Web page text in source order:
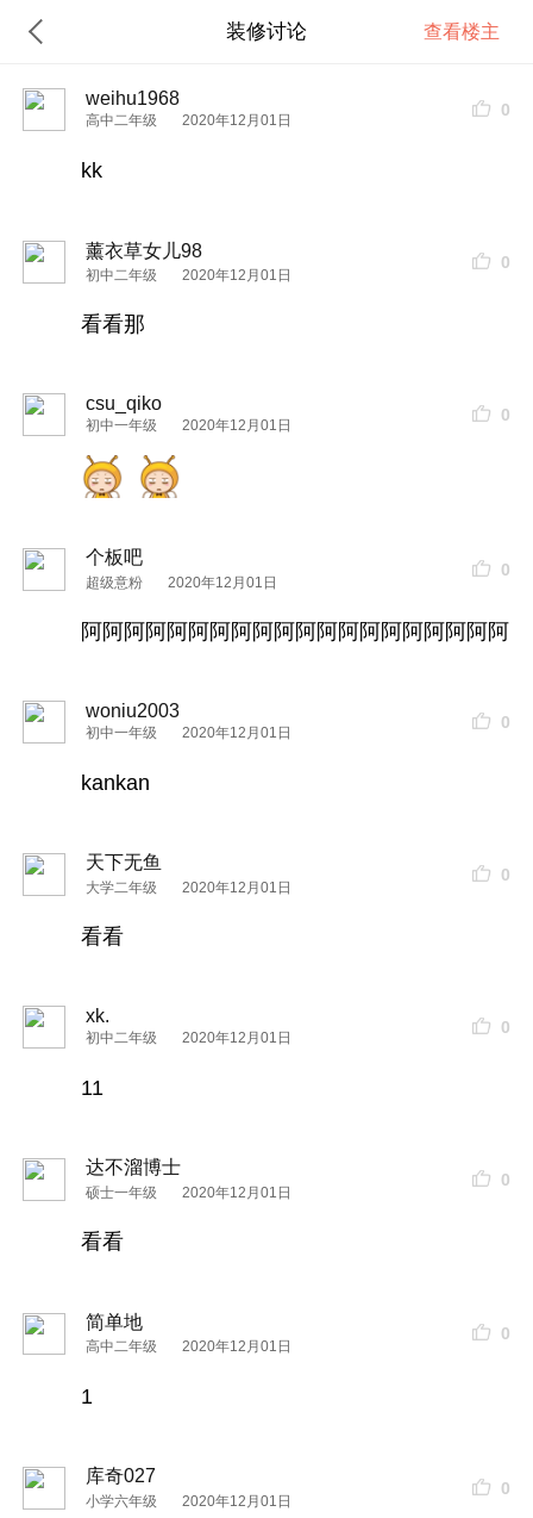
装修讨论 查看楼主
weihu1968
高中二年级 2020年12月01日
0
kk
薰衣草女儿98
初中二年级 2020年12月01日
0
看看那
csu_qiko
初中一年级 2020年12月01日
0
个板吧
超级意粉 2020年12月01日
0
阿阿阿阿阿阿阿阿阿阿阿阿阿阿阿阿阿阿阿阿
woniu2003
初中一年级 2020年12月01日
0
kankan
天下无鱼
大学二年级 2020年12月01日
0
看看
xk.
初中二年级 2020年12月01日
0
11
达不溜博士
硕士一年级 2020年12月01日
0
看看
简单地
高中二年级 2020年12月01日
0
1
库奇027
小学六年级 2020年12月01日
0